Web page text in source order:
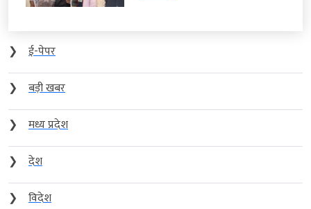
❯
ई-पेपर
❯
बड़ी खबर
❯
मध्य प्रदेश
❯
देश
❯
विदेश